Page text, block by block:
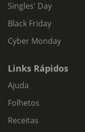
Singles' Day
Black Friday
Cyber Monday
Links Rápidos
Ajuda
Folhetos
Receitas